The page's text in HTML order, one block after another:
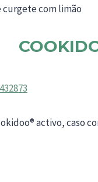
curgete com limão
activo, caso